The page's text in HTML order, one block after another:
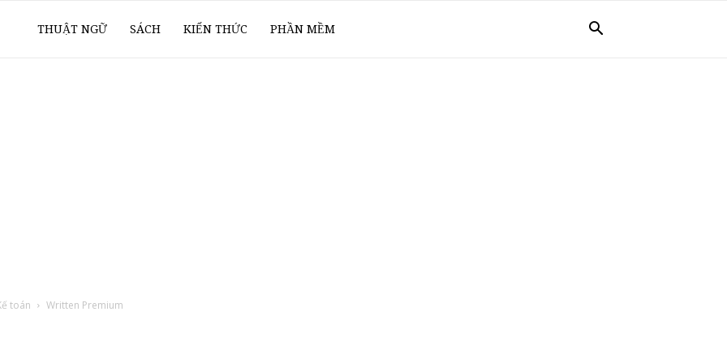
THUẬT NGỮ SÁCH KIẾN THỨC PHẦN MỀM
toán Written Premium